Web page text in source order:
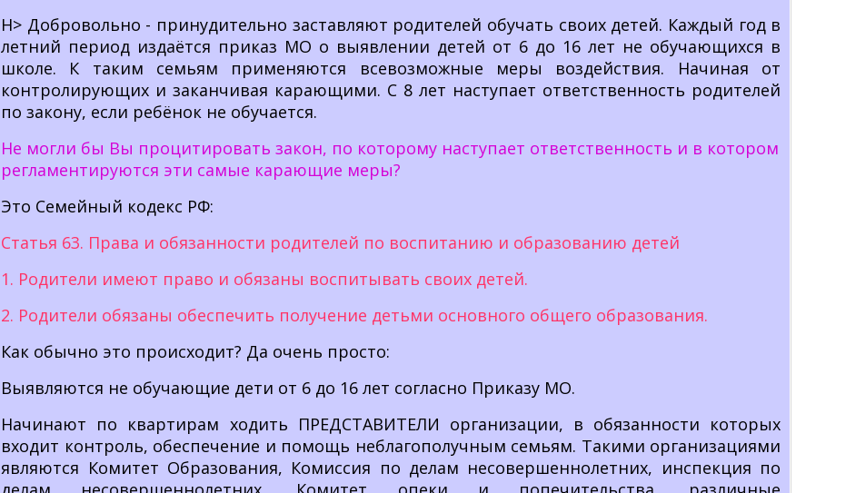
Н> Добровольно - принудительно заставляют родителей обучать своих детей. Каждый год в
летний период издаётся приказ МО о выявлении детей от 6 до 16 лет не обучающихся в
школе. К таким семьям применяются всевозможные меры воздействия. Начиная от
контролирующих и заканчивая карающими. С 8 лет наступает ответственность родителей
по закону, если ребёнок не обучается.
Не могли бы Вы процитировать закон, по которому наступает ответственность и в котором
регламентируются эти самые карающие меры?
Это Семейный кодекс РФ:
Статья 63. Права и обязанности родителей по воспитанию и образованию детей
1. Родители имеют право и обязаны воспитывать своих детей.
2. Родители обязаны обеспечить получение детьми основного общего образования.
Как обычно это происходит? Да очень просто:
Выявляются не обучающие дети от 6 до 16 лет согласно Приказу МО.
Начинают по квартирам ходить ПРЕДСТАВИТЕЛИ организации, в обязанности которых
входит контроль, обеспечение и помощь неблагополучным семьям. Такими организациями
являются Комитет Образования, Комиссия по делам несовершеннолетних, инспекция по